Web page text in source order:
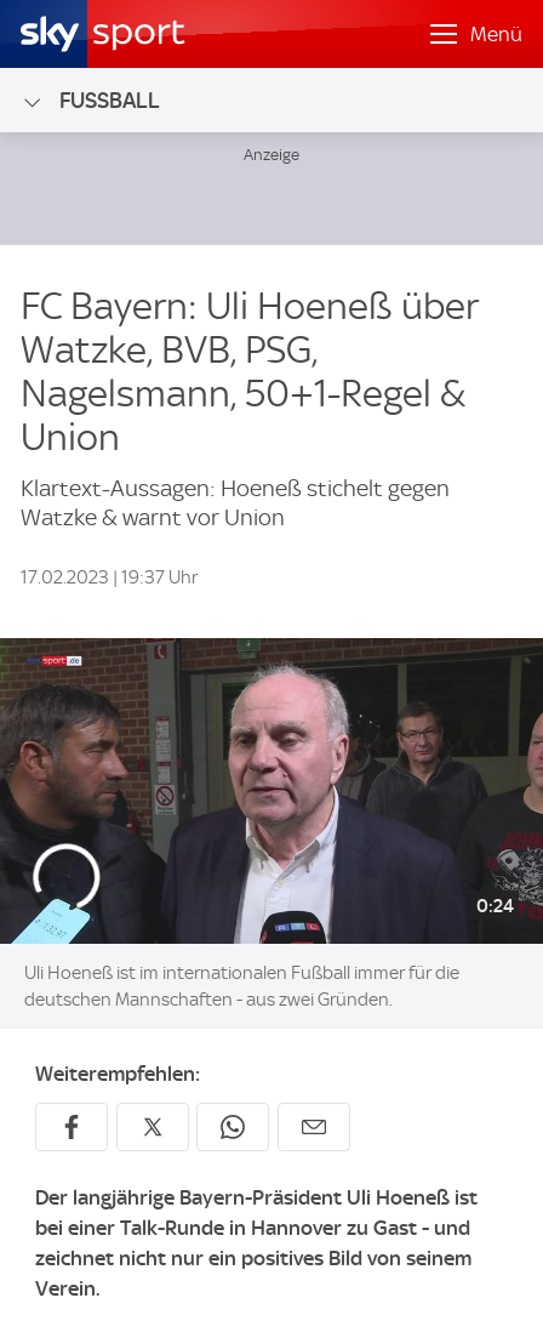
Menü
FUSSBALL
FC Bayern: Uli Hoeneß über
Watzke, BVB, PSG,
Nagelsmann, 50+1-Regel &
Union
Klartext-Aussagen: Hoeneß stichelt gegen
Watzke & warnt vor Union
17.02.2023 | 19:37 Uhr
0:24
Uli Hoeneß ist im internationalen Fußball immer für die
deutschen Mannschaften - aus zwei Gründen.
Weiterempfehlen:
Der langjährige Bayern-Präsident Uli Hoeneß ist
bei einer Talk-Runde in Hannover zu Gast - und
zeichnet nicht nur ein positives Bild von seinem
Verein.